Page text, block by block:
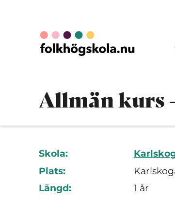
Allmän kurs
Skola:
Plats:
Längd:
1 år